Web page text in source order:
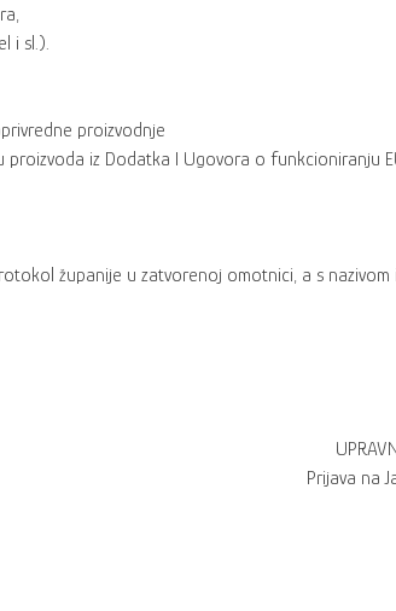
i sl.).
proizvodnje
iz Dodatka I Ugovora o funkcioniranju
županije u zatvorenoj omotnici, a s nazivom
Prijava na